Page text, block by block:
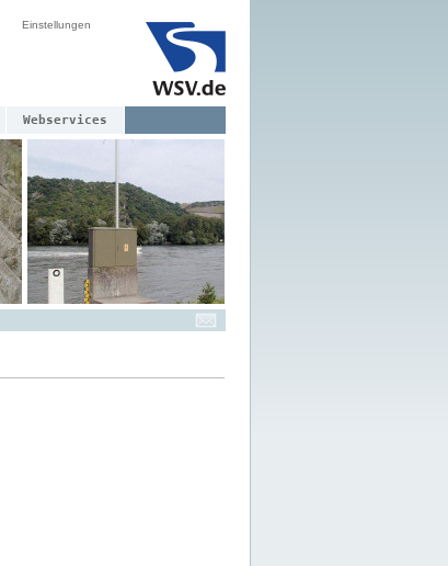
Einstellungen
Webservices